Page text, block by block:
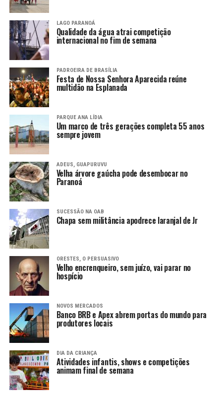
LAGO PARANOÁ
Qualidade da água atrai competição
internacional no fim de semana
PADROEIRA DE BRASÍLIA
Festa de Nossa Senhora Aparecida reúne
multidão na Esplanada
PARQUE ANA LÍDIA
Um marco de três gerações completa 55 anos
sempre jovem
ADEUS, GUAPURUVU
Velha árvore gaúcha pode desembocar no
Paranoá
SUCESSÃO NA OAB
Chapa sem militância apodrece laranjal de Jr
ORESTES, O PERSUASIVO
Velho encrenqueiro, sem juízo, vai parar no
hospício
NOVOS MERCADOS
Banco BRB e Apex abrem portas do mundo para
produtores locais
DIA DA CRIANÇA
Atividades infantis, shows e competições
animam final de semana